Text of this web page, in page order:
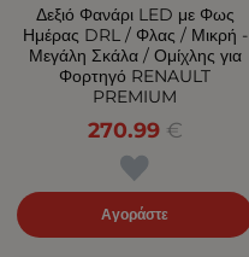
Δεξιό Φανάρι LED με Φως
Ημέρας DRL / Φλας / Μικρή -
Μεγάλη Σκάλα / Ομίχλης για
Φορτηγό RENAULT
PREMIUM
270.99 €
Αγοράστε